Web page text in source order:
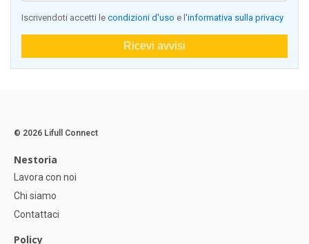
Iscrivendoti accetti le condizioni d'uso e l'informativa sulla privacy
Ricevi avvisi
© 2026 Lifull Connect
Nestoria
Lavora con noi
Chi siamo
Contattaci
Policy